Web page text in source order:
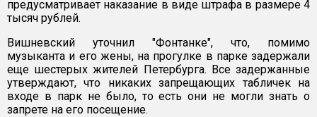
предусматривает наказание в виде штрафа в размере 4
тысяч рублей.
Вишневский уточнил "Фонтанке", что, помимо
музыканта и его жены, на прогулке в парке задержали
еще шестерых жителей Петербурга. Все задержанные
утверждают, что никаких запрещающих табличек на
входе в парк не было, то есть они не могли знать о
запрете на его посещение.